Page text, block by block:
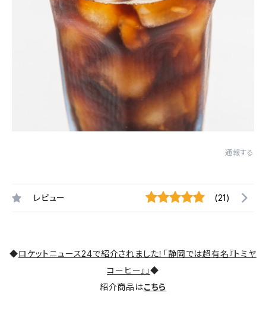
通報する
レビュー (21)
◆ロケットニュース24で紹介されました！「静岡では超有名『トミヤ
コーヒー』」◆
紹介商品はこちら